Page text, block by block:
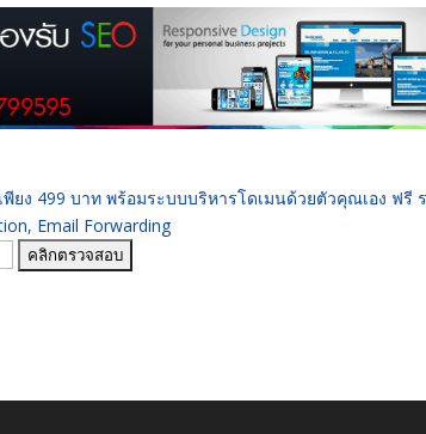
ยง 499 บาท พร้อมระบบบริหารโดเมนด้วยตัวคุณเอง ฟรี
Email Forwarding